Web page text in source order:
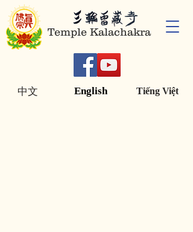
Temple Kalachakra
English Tiếng Việt
中文